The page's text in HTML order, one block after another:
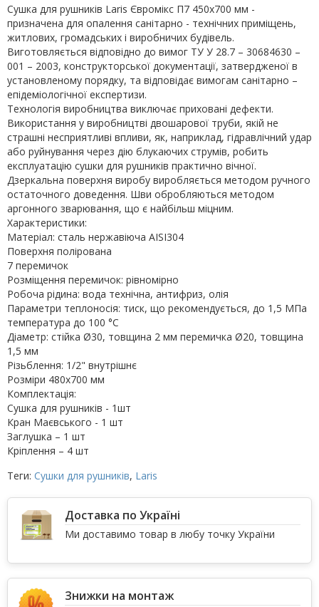
Сушка для рушників Laris Євромікс П7 450х700 мм -
призначена для опалення санітарно - технічних приміщень,
житлових, громадських і виробничих будівель.
Виготовляється відповідно до вимог ТУ У 28.7 – 30684630 –
001 – 2003, конструкторської документації, затвердженої в
установленому порядку, та відповідає вимогам санітарно –
епідеміологічної експертизи.
Технологія виробництва виключає приховані дефекти.
Використання у виробництві двошарової труби, якій не
страшні несприятливі впливи, як, наприклад, гідравлічний удар
або руйнування через дію блукаючих струмів, робить
експлуатацію сушки для рушників практично вічної.
Дзеркальна поверхня виробу виробляється методом ручного
остаточного доведення. Шви обробляються методом
аргонного зварювання, що є найбільш міцним.
Характеристики:
Матеріал: сталь нержавіюча AISI304
Поверхня полірована
7 перемичок
Розміщення перемичок: рівномірно
Робоча рідина: вода технічна, антифриз, олія
Параметри теплоносія: тиск, що рекомендується, до 1,5 МПа
температура до 100 °С
Діаметр: стійка Ø30, товщина 2 мм перемичка Ø20, товщина
1,5 мм
Різьблення: 1/2" внутрішнє
Розміри 480х700 мм
Комплектація:
Сушка для рушників - 1шт
Кран Маєвського - 1 шт
Заглушка – 1 шт
Кріплення – 4 шт
Теги: Сушки для рушників, Laris
Доставка по Україні
Ми доставимо товар в любу точку України
Знижки на монтаж